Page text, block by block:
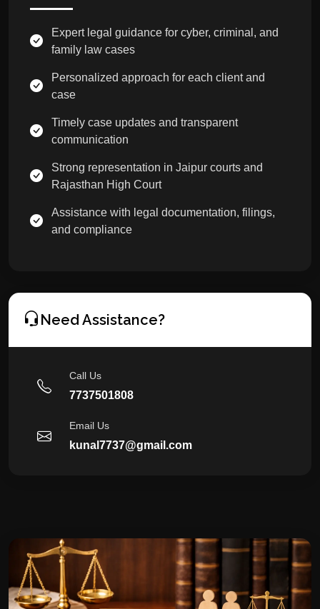
Expert legal guidance for cyber, criminal, and
family law cases
Personalized approach for each client and
case
Timely case updates and transparent
communication
Strong representation in Jaipur courts and
Rajasthan High Court
Assistance with legal documentation, filings,
and compliance
Need Assistance?
Call Us
7737501808
Email Us
kunal7737@gmail.com